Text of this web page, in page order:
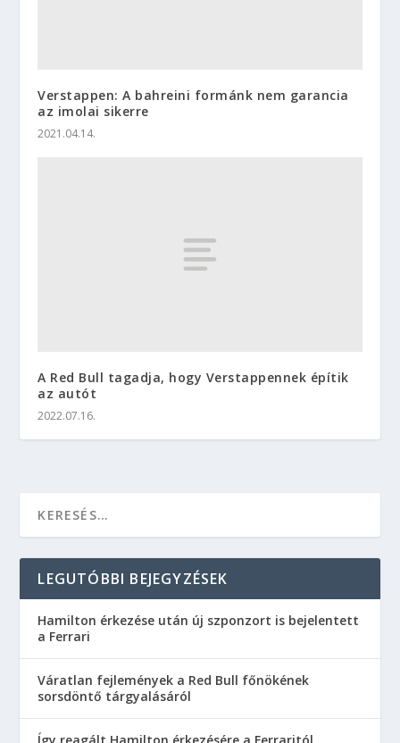
Verstappen: A bahreini formánk nem garancia
az imolai sikerre
2021.04.14.
A Red Bull tagadja, hogy Verstappennek építik
az autót
2022.07.16.
LEGUTÓBBI BEJEGYZÉSEK
Hamilton érkezése után új szponzort is bejelentett
a Ferrari
Váratlan fejlemények a Red Bull főnökének
sorsdöntő tárgyalásáról